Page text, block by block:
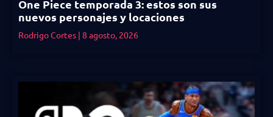
One Piece temporada 3: estos son sus
nuevos personajes y locaciones
Rodrigo Cortes 8 agosto, 2026